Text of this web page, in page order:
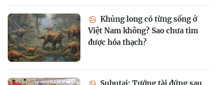
Khủng long có từng sống ở
Việt Nam không? Sao chưa tìm
được hóa thạch?